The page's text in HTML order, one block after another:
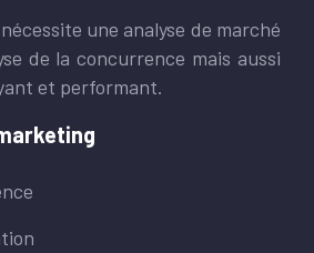
une analyse de marché
de la concurrence mais aussi
et performant.